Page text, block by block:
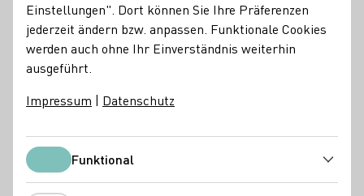
Die aktuellen Empfehlungen zum Alkoholkonsum erörtert
die DWA in einem Online-Seminar mit dem
Ernährungswissenschaftler Prof. Dr. Nicolai Worm am 18.
Februar um 17.00 Uhr.
Pressemeldungen
Einstellungen". Dort können Sie Ihre Präferenzen
jederzeit ändern bzw. anpassen. Funktionale Cookies
werden auch ohne Ihr Einverständnis weiterhin
ausgeführt.
Impressum | Datenschutz
FunktionalFunktional